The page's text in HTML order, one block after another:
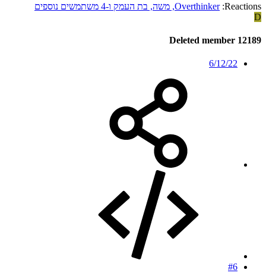
Reactions:
Overthinker
, משה, בת העמק ו-4 משתמשים נוספים
D
Deleted member 12189
6/12/22
#6